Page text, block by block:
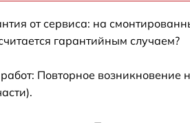
от сервиса: на
гарантийным случаем?
Повторное возникновение